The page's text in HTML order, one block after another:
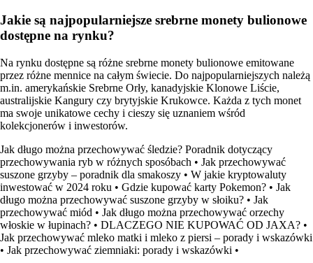
Jakie są najpopularniejsze srebrne monety bulionowe
dostępne na rynku?
Na rynku dostępne są różne srebrne monety bulionowe emitowane
przez różne mennice na całym świecie. Do najpopularniejszych należą
m.in. amerykańskie Srebrne Orły, kanadyjskie Klonowe Liście,
australijskie Kangury czy brytyjskie Krukowce. Każda z tych monet
ma swoje unikatowe cechy i cieszy się uznaniem wśród
kolekcjonerów i inwestorów.
Jak długo można przechowywać śledzie? Poradnik dotyczący
przechowywania ryb w różnych sposóbach • Jak przechowywać
suszone grzyby – poradnik dla smakoszy • W jakie kryptowaluty
inwestować w 2024 roku • Gdzie kupować karty Pokemon? • Jak
długo można przechowywać suszone grzyby w słoiku? • Jak
przechowywać miód • Jak długo można przechowywać orzechy
włoskie w łupinach? • DLACZEGO NIE KUPOWAĆ OD JAXA? •
Jak przechowywać mleko matki i mleko z piersi – porady i wskazówki
• Jak przechowywać ziemniaki: porady i wskazówki •